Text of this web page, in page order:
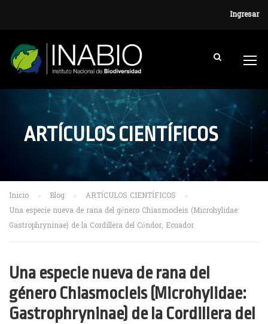
Ingresar
ARTÍCULOS CIENTÍFICOS
Inicio Blog
ARTÍCULOS CIENTÍFICOS
Una especie nueva de rana del género Chiasmocleis (Microhylidae:
Gastrophryninae) de la Cordillera del Cóndor, Ecuador
Una especie nueva de rana del
género Chiasmocleis (Microhylidae:
Gastrophryninae) de la Cordillera del